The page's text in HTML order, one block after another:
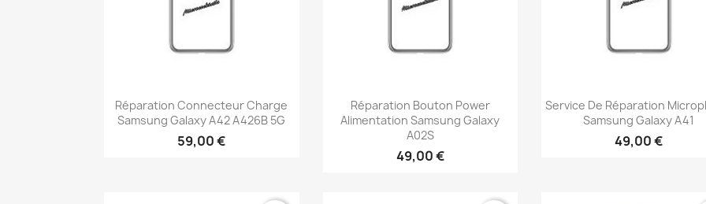
Aperçu rapide
Réparation Connecteur Charge
Samsung Galaxy A42 A426B 5G
59,00 €
Aperçu rapide
Réparation Bouton Power
Alimentation Samsung Galaxy
A02S
49,00 €
 Aperçu rapide
Service De Réparation
Samsung Galaxy A41
49,00 €